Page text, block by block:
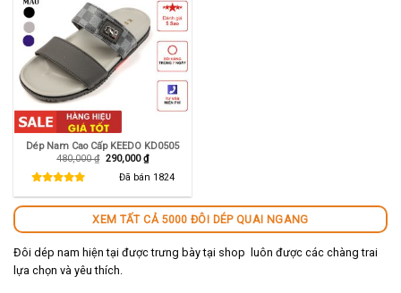
Dép Nam Cao Cấp KEEDO KD0505
480,000₫ Giá
290,000₫Giá
hiện
tại
Đã bán 1824
XEM TẤT CẢ 5000 ĐÔI DÉP QUAI NGANG
Đôi dép nam hiện tại được trưng bày tại shop luôn được các chàng trai
lựa chọn và yêu thích.